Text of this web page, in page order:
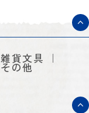
雑貨文具
その他